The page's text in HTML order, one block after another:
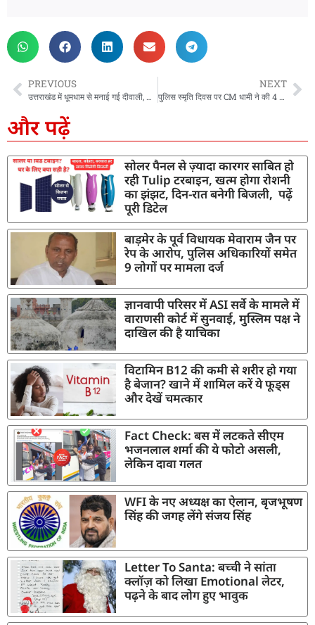
PREVIOUS
उत्तराखंड में धूमधाम से मनाई गई दीवाली, सीएम धामी ने चकराता रोड के स्थानीय दुकानदारों से खरीदे दीये और स्वदेशी उत्पाद
NEXT
पुलिस स्मृति दिवस पर CM धामी ने की 4 बड़ी घोषणाएं, पुलिस के सभी कार्मिकों को मिलेगा विशेष रजत जयंती पदक
और पढ़ें
सोलर पैनल से ज़्यादा कारगर साबित हो
रही Tulip टरबाइन, खत्म होगा रोशनी
का झंझट, दिन-रात बनेगी बिजली, पढ़ें
पूरी डिटेल
बाड़मेर के पूर्व विधायक मेवाराम जैन पर
रेप के आरोप, पुलिस अधिकारियों समेत
9 लोगों पर मामला दर्ज
ज्ञानवापी परिसर में ASI सर्वे के मामले में
वाराणसी कोर्ट में सुनवाई, मुस्लिम पक्ष ने
दाखिल की है याचिका
विटामिन B12 की कमी से शरीर हो गया
है बेजान? खाने में शामिल करें ये फूड्स
और देखें चमत्कार
Fact Check: बस में लटकते सीएम
भजनलाल शर्मा की ये फोटो असली,
लेकिन दावा गलत
WFI के नए अध्यक्ष का ऐलान, बृजभूषण
सिंह की जगह लेंगे संजय सिंह
Letter To Santa: बच्ची ने सांता
क्लॉज़ को लिखा Emotional लेटर,
पढ़ने के बाद लोग हुए भावुक